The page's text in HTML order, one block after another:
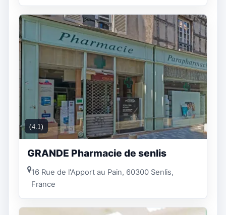
(4.1)
GRANDE Pharmacie de senlis
16 Rue de l'Apport au Pain, 60300 Senlis,
France